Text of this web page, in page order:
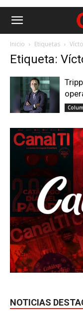
Inicio Etiquetas
Etiqueta:
NOTICIAS